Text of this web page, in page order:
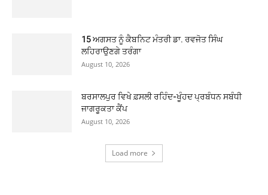
15 ਅਗਸਤ ਨੂੰ ਕੈਬਨਿਟ ਮੰਤਰੀ ਡਾ. ਰਵਜੋਤ ਸਿੰਘ
ਲਹਿਰਾਉਣਗੇ ਤਰੰਗਾ
August 10, 2026
ਬਰਸਾਲਪੁਰ ਵਿਖੇ ਫ਼ਸਲੀ ਰਹਿੰਦ-ਖੂੰਹਦ ਪ੍ਰਬੰਧਨ ਸਬੰਧੀ
ਜਾਗਰੂਕਤਾ ਕੈਂਪ
August 10, 2026
Load more